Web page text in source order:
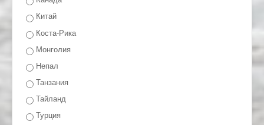
Китай
Коста-Рика
Монголия
Непал
Танзания
Тайланд
Турция